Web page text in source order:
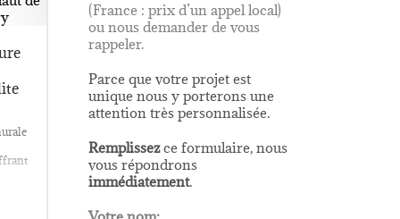
(France : prix d’un appel local)
ou nous demander de vous
rappeler.
Parce que votre projet est
unique nous y porterons une
attention très personnalisée.
Remplissezce formulaire, nous
vous répondrons
immédiatement.